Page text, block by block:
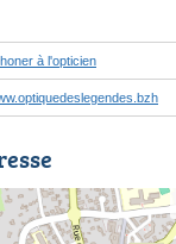
à l'opticien